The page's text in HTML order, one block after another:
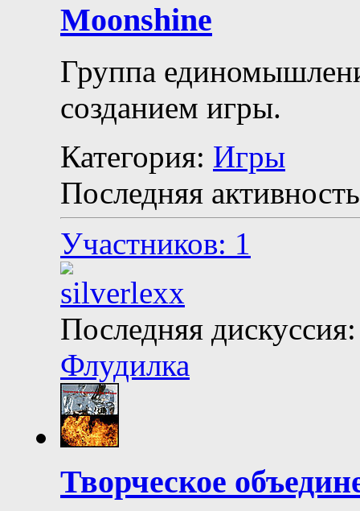
Moonshine
Группа
созданием игры.
Категория: Игры
Последняя
Участников: 1
Последняя дискуссия:
Флудилка
Творческое